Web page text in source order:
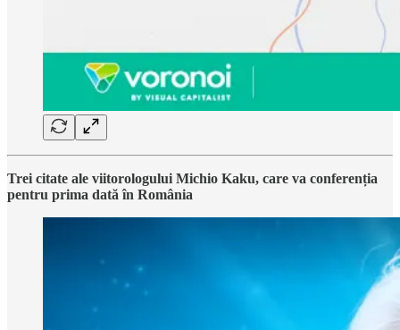
Trei citate ale viitorologului Michio Kaku, care va conferenția
pentru prima dată în România